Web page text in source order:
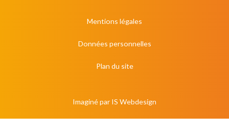
Mentions légales
Données personnelles
Plan du site
Imaginé par IS Webdesign